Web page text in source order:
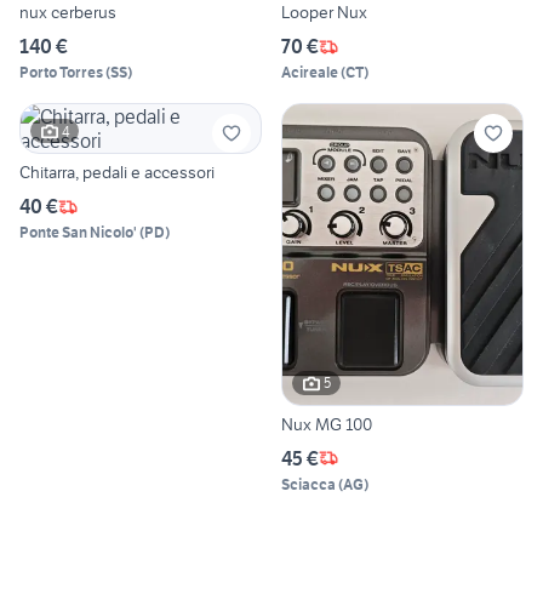
nux cerberus
140 €
Porto Torres(SS)
Looper Nux
70 €
Acireale(CT)
4
Chitarra, pedali e accessori
40 €
Ponte San Nicolo' (PD)
5
Nux MG 100
45 €
Sciacca (AG)